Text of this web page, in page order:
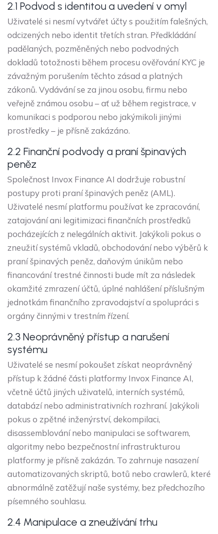
2.1 Podvod s identitou a uvedení v omyl
Uživatelé si nesmí vytvářet účty s použitím falešných,
odcizených nebo identit třetích stran. Předkládání
padělaných, pozměněných nebo podvodných
dokladů totožnosti během procesu ověřování KYC je
závažným porušením těchto zásad a platných
zákonů. Vydávání se za jinou osobu, firmu nebo
veřejně známou osobu – ať už během registrace, v
komunikaci s podporou nebo jakýmikoli jinými
prostředky – je přísně zakázáno.
2.2 Finanční podvody a praní špinavých
peněz
Společnost Invox Finance AI dodržuje robustní
postupy proti praní špinavých peněz (AML).
Uživatelé nesmí platformu používat ke zpracování,
zatajování ani legitimizaci finančních prostředků
pocházejících z nelegálních aktivit. Jakýkoli pokus o
zneužití systémů vkladů, obchodování nebo výběrů k
praní špinavých peněz, daňovým únikům nebo
financování trestné činnosti bude mít za následek
okamžité zmrazení účtů, úplné nahlášení příslušným
jednotkám finančního zpravodajství a spolupráci s
orgány činnými v trestním řízení.
2.3 Neoprávněný přístup a narušení
systému
Uživatelé se nesmí pokoušet získat neoprávněný
přístup k žádné části platformy Invox Finance AI,
včetně účtů jiných uživatelů, interních systémů,
databází nebo administrativních rozhraní. Jakýkoli
pokus o zpětné inženýrství, dekompilaci,
disassemblování nebo manipulaci se softwarem,
algoritmy nebo bezpečnostní infrastrukturou
platformy je přísně zakázán. To zahrnuje nasazení
automatizovaných skriptů, botů nebo crawlerů, které
abnormálně zatěžují naše systémy, bez předchozího
písemného souhlasu.
2.4 Manipulace a zneužívání trhu